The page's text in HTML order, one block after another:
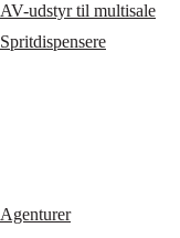
AV-udstyr til multisale
Spritdispensere
Agenturer